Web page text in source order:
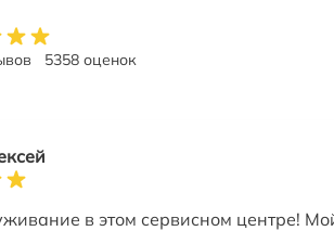
5358 оценок
в этом сервисном центре!